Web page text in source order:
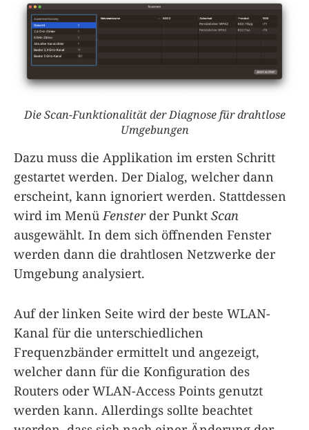
Die Scan-Funktionalität der Diagnose für drahtlose
Umgebungen
Dazu muss die Applikation im ersten Schritt
gestartet werden. Der Dialog, welcher dann
erscheint, kann ignoriert werden. Stattdessen
wird im Menü Fensterder Punkt Scan
ausgewählt. In dem sich öffnenden Fenster
werden dann die drahtlosen Netzwerke der
Umgebung analysiert.
Auf der linken Seite wird der beste WLAN-
Kanal für die unterschiedlichen
Frequenzbänder ermittelt und angezeigt,
welcher dann für die Konfiguration des
Routers oder WLAN-Access Points genutzt
werden kann. Allerdings sollte beachtet